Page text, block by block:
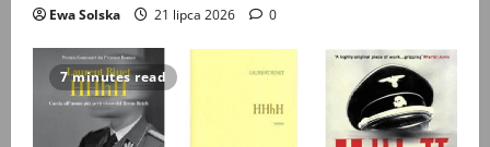
Ewa Solska 21 lipca 2026 0
7 minutes read